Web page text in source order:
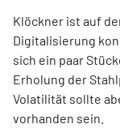
Klöckner ist auf
Digitalisierung
sich ein paar
Erholung der
Volatilität sollte
vorhanden sein.